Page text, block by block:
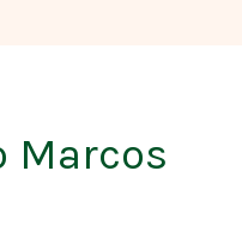
Marcos